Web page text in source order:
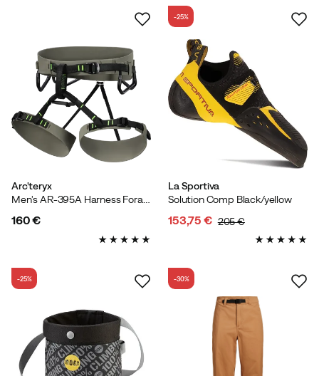
Arc'teryx
Men's AR-395A Harness Forage/Mantis
160 €
La Sportiva
Solution Comp Black/yellow
-25%
153,75 € 205 €
-25% -30%